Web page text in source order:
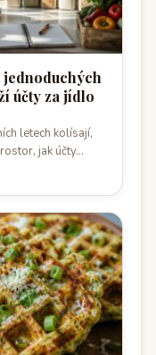
jednoduchých
účty za jídlo
letech kolísají,
jak účty…